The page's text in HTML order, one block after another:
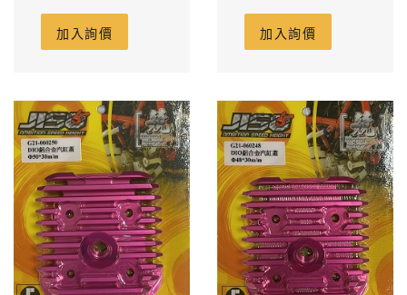
加入詢價 加入詢價